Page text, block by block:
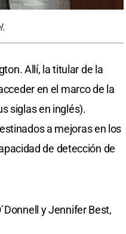
Allí, la titular de la
en el marco de la
siglas en inglés).
a mejoras en los
de detección de
y Jennifer Best,